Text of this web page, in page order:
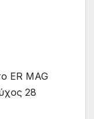
ER MAG
28